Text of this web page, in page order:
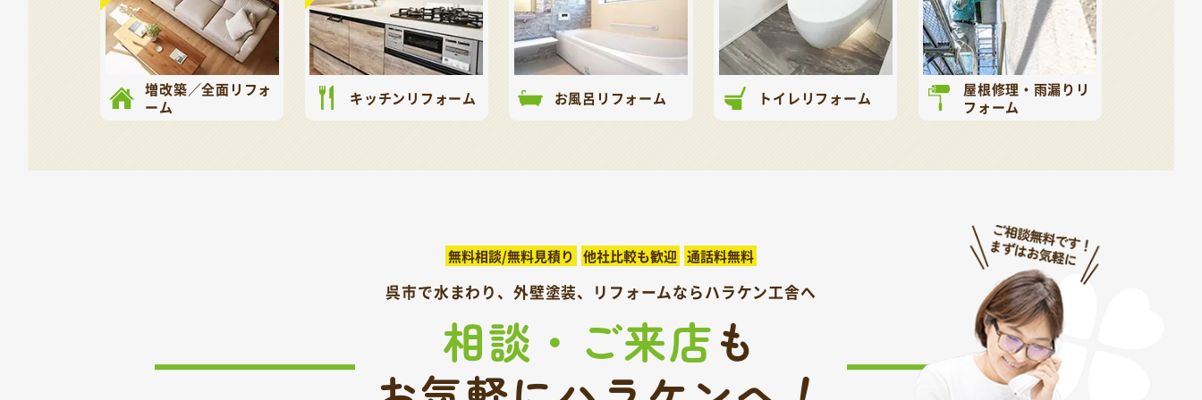
増改築／全面リフォ
ーム
キッチンリフォーム お風呂リフォーム トイレリフォーム
屋根修理・雨漏りリ
フォーム
無料相談/無料見積り 他社比較も歓迎 通話料無料
呉市で水まわり、外壁塗装、 リフォームならハラケン工舎へ
相談・ご来店も